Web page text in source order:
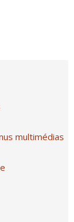
multimédias